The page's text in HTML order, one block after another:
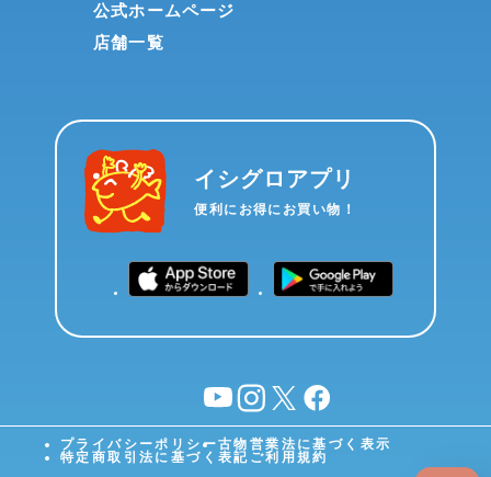
公式ホームページ
店舗一覧
イシグロアプリ
便利にお得にお買い物！
YouTubeinstagram
X facebook
プライバシーポリシー古物営業法に基づく表示
特定商取引法に基づく表記 ご利用規約